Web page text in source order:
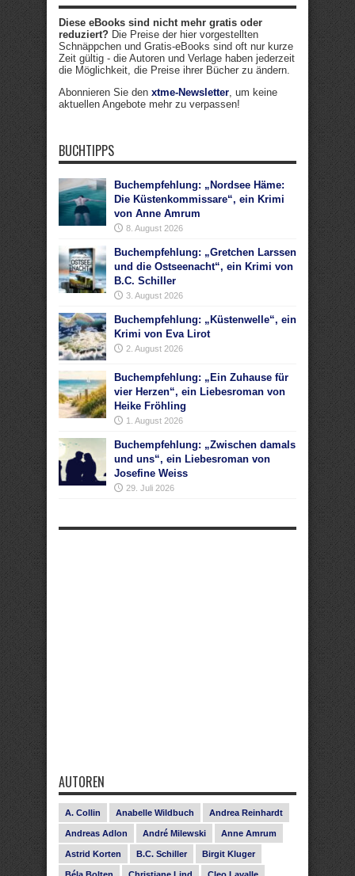
Diese eBooks sind nicht mehr gratis oder
reduziert? Die Preise der hier vorgestellten
Schnäppchen und Gratis-eBooks sind oft nur kurze
Zeit gültig - die Autoren und Verlage haben jederzeit
die Möglichkeit, die Preise ihrer Bücher zu ändern.
Abonnieren Sie den xtme-Newsletter, um keine
aktuellen Angebote mehr zu verpassen!
BUCHTIPPS
Buchempfehlung: „Nordsee Häme:
Die Küstenkommissare“, ein Krimi
von Anne Amrum
8. August 2026
Buchempfehlung: „Gretchen Larssen
und die Ostseenacht“, ein Krimi von
B.C. Schiller
3. August 2026
Buchempfehlung: „Küstenwelle“, ein
Krimi von Eva Lirot
2. August 2026
Buchempfehlung: „Ein Zuhause für
vier Herzen“, ein Liebesroman von
Heike Fröhling
1. August 2026
Buchempfehlung: „Zwischen damals
und uns“, ein Liebesroman von
Josefine Weiss
29. Juli 2026
AUTOREN
A. Collin Anabelle Wildbuch Andrea Reinhardt
Andreas Adlon André Milewski Anne Amrum
Astrid Korten B.C. Schiller Birgit Kluger